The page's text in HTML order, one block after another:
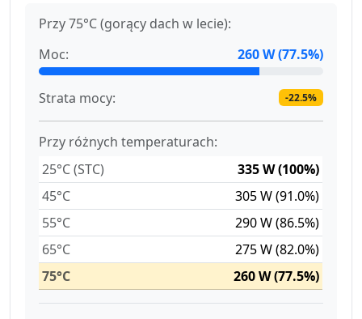
Przy 75°C (gorący dach w lecie):
Moc:
260 W (77.5%)
Strata mocy: -22.5%
Przy różnych temperaturach:
25°C (STC)
335 W (100%)
45°C
305 W (91.0%)
55°C
290 W (86.5%)
65°C
275 W (82.0%)
75°C
260 W (77.5%)